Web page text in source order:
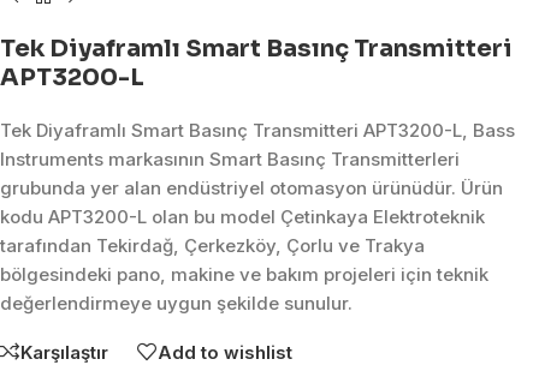
Tek Diyaframlı Smart Basınç Transmitteri
APT3200-L
Tek Diyaframlı Smart Basınç Transmitteri APT3200-L, Bass
Instruments markasının Smart Basınç Transmitterleri
grubunda yer alan endüstriyel otomasyon ürünüdür. Ürün
kodu APT3200-L olan bu model Çetinkaya Elektroteknik
tarafından Tekirdağ, Çerkezköy, Çorlu ve Trakya
bölgesindeki pano, makine ve bakım projeleri için teknik
değerlendirmeye uygun şekilde sunulur.
Karşılaştır Add to wishlist